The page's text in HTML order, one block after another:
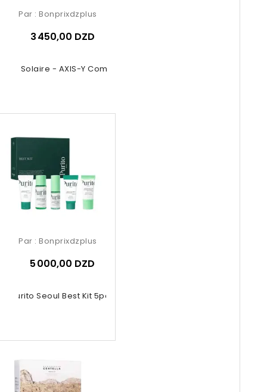
Solaire - AXIS-Y Complete...
Par : Bonprixdzplus
3 450,00 DZD
Purito Seoul Best Kit 5pcs
Par : Bonprixdzplus
5 000,00 DZD